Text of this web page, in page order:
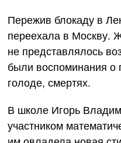
Пережив блокаду в
переехала в Москву.
не представлялось
были воспоминания о
голоде, смертях.
В школе Игорь
участником